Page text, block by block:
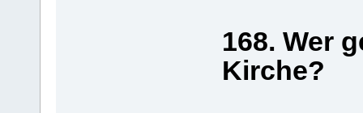
168. Wer
Kirche?